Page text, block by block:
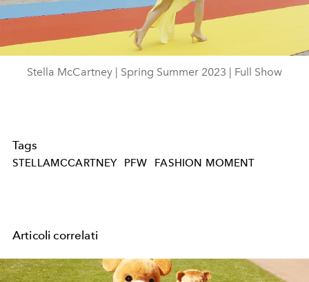
Video
Stella McCartney | Spring Summer 2023 | Full Show
Tags
STELLAMCCARTNEY PFW FASHION MOMENT
Articoli correlati